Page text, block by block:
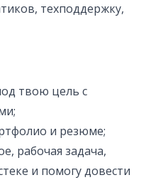
техподдержку,
твою цель с
и резюме;
рабочая задача,
и помогу довести